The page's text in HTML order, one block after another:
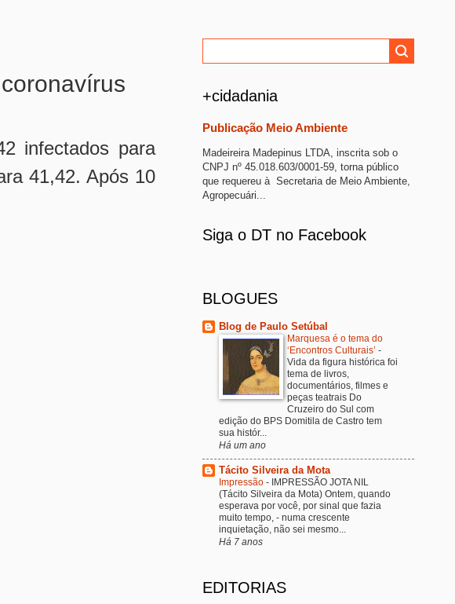
infectados para
41,42. Após 10
+cidadania
Publicação Meio Ambiente
Madeireira Madepinus LTDA, inscrita sob o
CNPJ nº 45.018.603/0001-59, torna público
que requereu à Secretaria de Meio Ambiente,
Agropecuári...
Siga o DT no Facebook
BLOGUES
Blog de Paulo Setúbal
Marquesa é o tema do
‘Encontros Culturais’ -
Vida da figura histórica foi
tema de livros,
documentários, filmes e
peças teatrais Do
Cruzeiro do Sul com
edição do BPS Domitila de Castro tem
sua histór...
Há um ano
Tácito Silveira da Mota
Impressão - IMPRESSÃO JOTA NIL
(Tácito Silveira da Mota) Ontem, quando
esperava por você, por sinal que fazia
muito tempo, - numa crescente
inquietação, não sei mesmo...
Há 7 anos
EDITORIAS